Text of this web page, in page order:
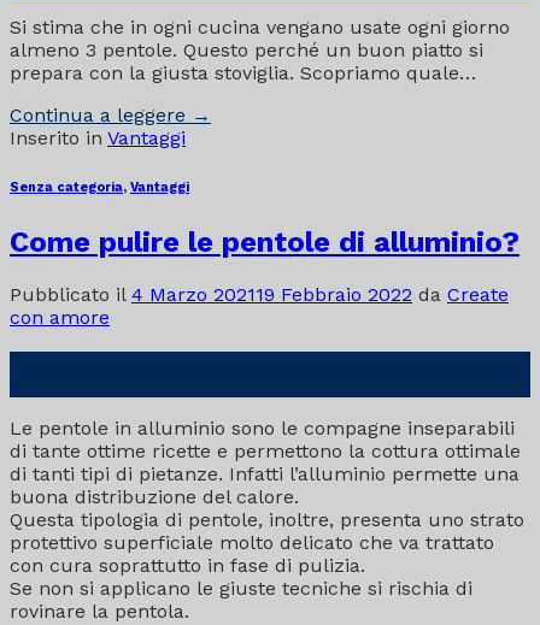
Si stima che in ogni cucina vengano usate ogni giorno
almeno 3 pentole. Questo perché un buon piatto si
prepara con la giusta stoviglia. Scopriamo quale…
Continua a leggere →
Inserito in Vantaggi
Senza categoria, Vantaggi
Come pulire le pentole di alluminio?
Pubblicato il 4 Marzo 202119 Febbraio 2022 da Create
con amore
Le pentole in alluminio sono le compagne inseparabili
di tante ottime ricette e permettono la cottura ottimale
di tanti tipi di pietanze. Infatti l’alluminio permette una
buona distribuzione del calore.
Questa tipologia di pentole, inoltre, presenta uno strato
protettivo superficiale molto delicato che va trattato
con cura soprattutto in fase di pulizia.
Se non si applicano le giuste tecniche si rischia di
rovinare la pentola.